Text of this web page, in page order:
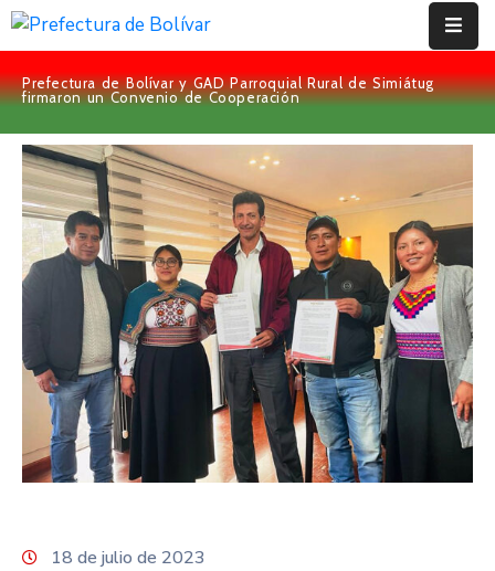
Inicio
Institución
Bolívar
Proyectos
Rendición
Cuentas
Transparencia
Contácto
Prefectura de Bolívar y GAD Parroquial Rural de Simiátug
firmaron un Convenio de Cooperación
18 de julio de 2023